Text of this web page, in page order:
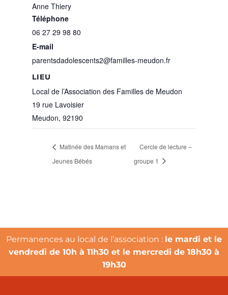
LIEU
Local de l’Association des Familles de Meudon
19 rue Lavoisier
Meudon, 92190
Anne Thiery
Téléphone
06 27 29 98 80
E-mail
parentsdadolescents2@familles-meudon.fr
Matinée des Mamans et
Jeunes Bébés
Cercle de lecture –
groupe 1
Permanences au local de l’association : le mardi et le
vendredi de 10h à 11h30 et le mercredi de 18h30 à
19h30